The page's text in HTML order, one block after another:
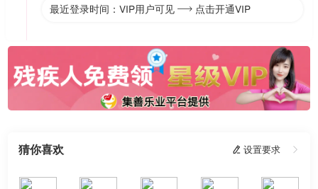
最近登录时间：VIP用户可见  点击开通VIP
猜你喜欢  设置要求 